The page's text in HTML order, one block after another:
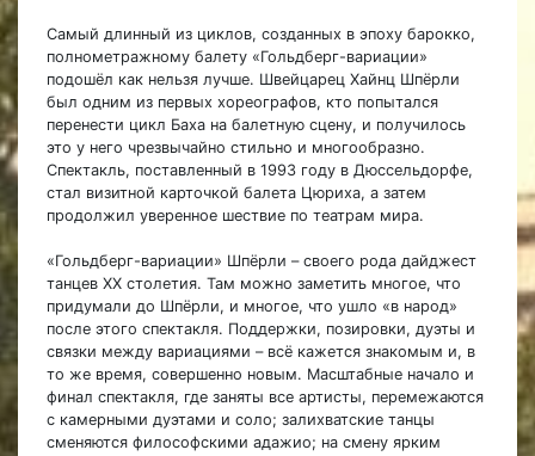
Самый длинный из циклов, созданных в эпоху барокко,
полнометражному балету «Гольдберг-вариации»
подошёл как нельзя лучше. Швейцарец Хайнц Шпёрли
был одним из первых хореографов, кто попытался
перенести цикл Баха на балетную сцену, и получилось
это у него чрезвычайно стильно и многообразно.
Спектакль, поставленный в 1993 году в Дюссельдорфе,
стал визитной карточкой балета Цюриха, а затем
продолжил уверенное шествие по театрам мира.
«Гольдберг-вариации» Шпёрли – своего рода дайджест
танцев XX столетия. Там можно заметить многое, что
придумали до Шпёрли, и многое, что ушло «в народ»
после этого спектакля. Поддержки, позировки, дуэты и
связки между вариациями – всё кажется знакомым и, в
то же время, совершенно новым. Масштабные начало и
финал спектакля, где заняты все артисты, перемежаются
с камерными дуэтами и соло; залихватские танцы
сменяются философскими адажио; на смену ярким